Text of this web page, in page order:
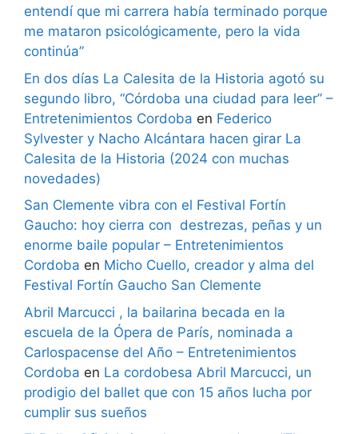
entendí que mi carrera había terminado porque
me mataron psicológicamente, pero la vida
continúa”
En dos días La Calesita de la Historia agotó su
segundo libro, “Córdoba una ciudad para leer” –
Entretenimientos Cordoba en Federico
Sylvester y Nacho Alcántara hacen girar La
Calesita de la Historia (2024 con muchas
novedades)
San Clemente vibra con el Festival Fortín
Gaucho: hoy cierra con destrezas, peñas y un
enorme baile popular – Entretenimientos
Cordoba en Micho Cuello, creador y alma del
Festival Fortín Gaucho San Clemente
Abril Marcucci , la bailarina becada en la
escuela de la Ópera de París, nominada a
Carlospacense del Año – Entretenimientos
Cordoba en La cordobesa Abril Marcucci, un
prodigio del ballet que con 15 años lucha por
cumplir sus sueños